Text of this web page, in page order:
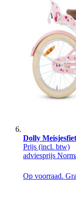
Dolly
Prijs (incl. btw)
adviesprijs
Op voorraad.